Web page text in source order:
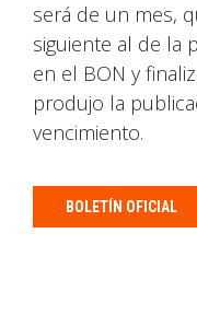
será de un mes,
siguiente al de la
en el BON y
produjo la
vencimiento.
BOLETÍN OFICIAL